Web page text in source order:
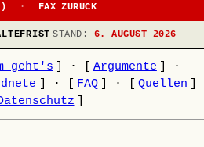
· FAX ZURÜCK
STAND: 6. AUGUST 2026
geht's · Argumente
·
· FAQ · Quellen